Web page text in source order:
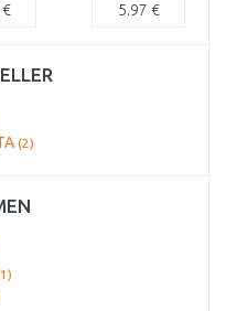
5.97 €
(2)